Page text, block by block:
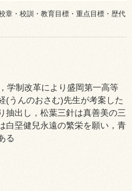
章・校訓・教育目標・重点目標・歴代
学制改革により盛岡第一高等
(うんのおさむ)先生が考案した
抽出し，松葉三針は真善美の三
白堊健兒永遠の繁栄を願い，青
る